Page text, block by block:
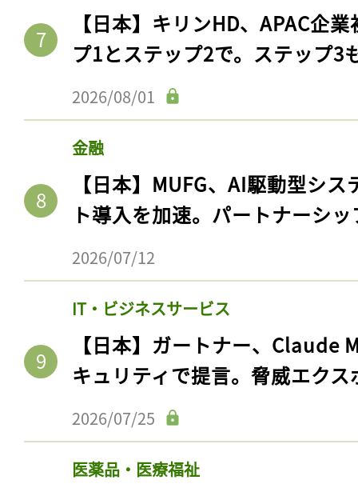
【日本】キリンHD、APAC企
プ1とステップ2で。ステップ3
2026/08/01
金融
【日本】MUFG、AI駆動型シ
ト導入を加速。パートナーシ
2026/07/12
IT・ビジネスサービス
【日本】ガートナー、Claude
キュリティで提言。脅威エク
2026/07/25
医薬品・医療福祉